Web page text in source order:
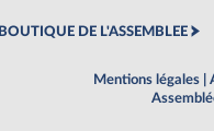
BOUTIQUE DE L'ASSEMBLEE
Mentions légales